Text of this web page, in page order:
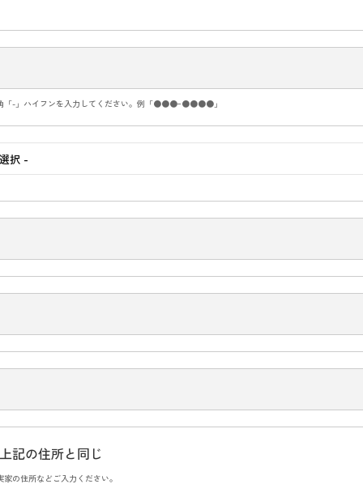
「-」ハイフンを入力してください。例「●●●ｰ●●●●」
上記の住所と同じ
の住所などご入力ください。